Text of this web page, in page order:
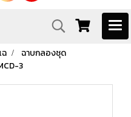
ฉ
ฉาบกลองชุด
3